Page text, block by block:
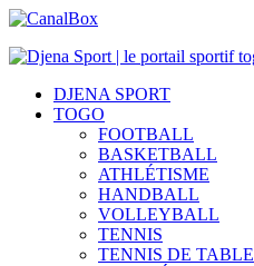
DJENA SPORT
TOGO
FOOTBALL
BASKETBALL
ATHLÉTISME
HANDBALL
VOLLEYBALL
TENNIS
TENNIS DE TABLE